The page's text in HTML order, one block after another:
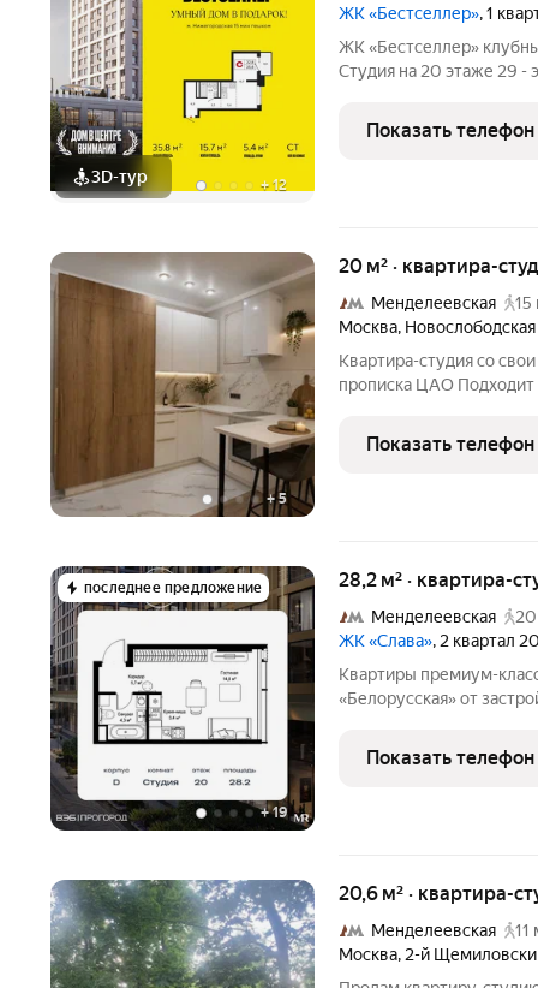
3D-тур + 12
ЖК «Бестселлер», 1
ЖК «Бестселлер» клубный квартал у парков и метро. Продаётся
Студия на 20 этаже 29 -
комплекс комфорт-
зеленых зон
Показать телефон
+5
20 м² · квартира-
Менделеевская
15
Москва,
Квартира-студия со
прописка ЦАО Подходит
продумана до мелочей:
максимально эффективно
Показать телефон
последнее предложение
+19
28,2 м² · квартира-
Менделеевская
ЖК «Слава», 2 квартал
Квартиры премиум-
«Белорусская» от
комплекс премиум-
где традиция
Показать телефон
20,6 м² · квартира-
Менделеевская
11
Москва, 2-й